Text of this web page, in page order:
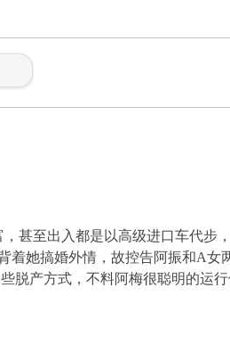
甚至出入都是以高级进口车代步
她搞婚外情，故控告阿振和A女
脱产方式，不料阿梅很聪明的运